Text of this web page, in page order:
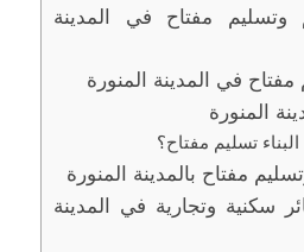
وتسليم مفتاح في المدينة
مفتاح في المدينة المنورة
المنورة
تسليم مفتاح؟
مفتاح بالمدينة المنورة
سكنية وتجارية في المدينة